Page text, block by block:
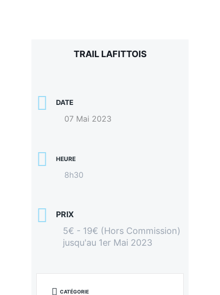
TRAIL LAFITTOIS
DATE
07 Mai 2023
HEURE
8h30
PRIX
5€ - 19€ (Hors Commission)
jusqu'au 1er Mai 2023
CATÉGORIE